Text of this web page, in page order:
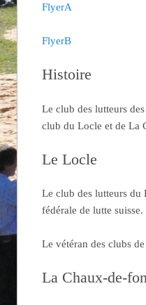
FlyerA
FlyerB
Histoire
Le club des lutteurs
club du Locle et de La
Le Locle
Le club des lutteurs du
fédérale de lutte suisse.
Le vétéran des clubs
La Chaux-de-